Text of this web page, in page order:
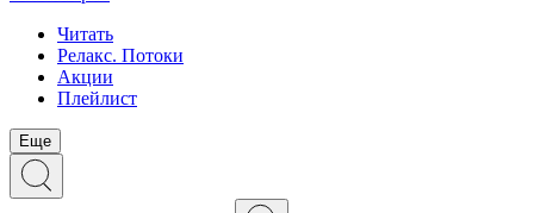
Читать
Релакс. Потоки
Акции
Плейлист
Еще